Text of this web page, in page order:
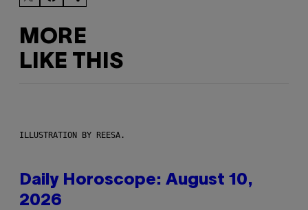
MORE
LIKE THIS
ILLUSTRATION BY REESA.
Daily Horoscope: August 10,
2026